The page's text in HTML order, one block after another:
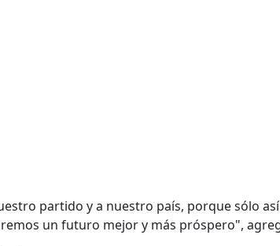
partido y a nuestro país, porque sólo
un futuro mejor y más próspero",